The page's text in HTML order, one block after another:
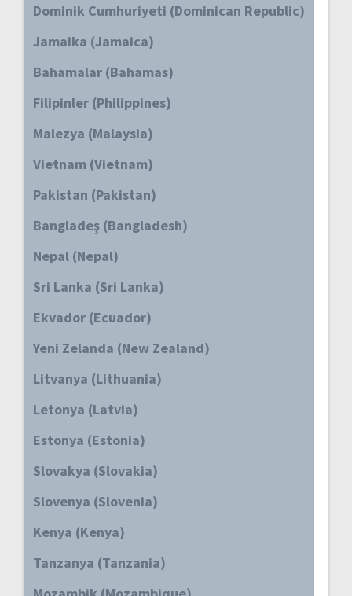
Dominik Cumhuriyeti (Dominican Republic)
Jamaika (Jamaica)
Bahamalar (Bahamas)
Filipinler (Philippines)
Malezya (Malaysia)
Vietnam (Vietnam)
Pakistan (Pakistan)
Bangladeş (Bangladesh)
Nepal (Nepal)
Sri Lanka (Sri Lanka)
Ekvador (Ecuador)
Yeni Zelanda (New Zealand)
Litvanya (Lithuania)
Letonya (Latvia)
Estonya (Estonia)
Slovakya (Slovakia)
Slovenya (Slovenia)
Kenya (Kenya)
Tanzanya (Tanzania)